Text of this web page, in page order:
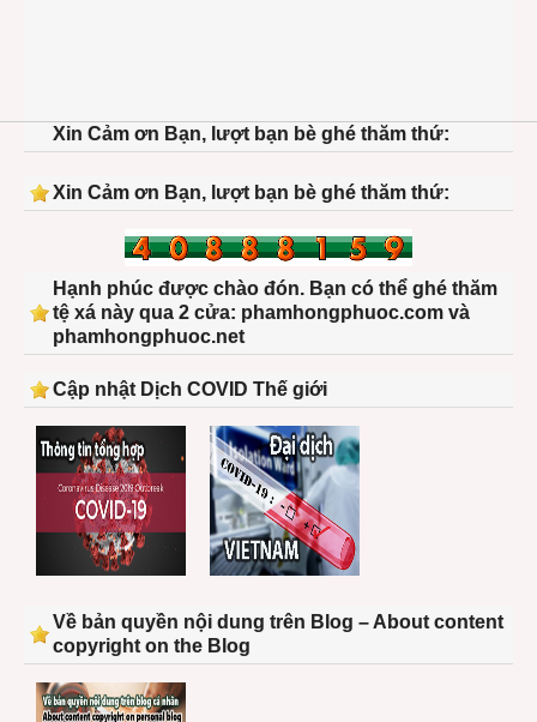
Xin Cảm ơn Bạn, lượt bạn bè ghé thăm thứ:
Xin Cảm ơn Bạn, lượt bạn bè ghé thăm thứ:
Hạnh phúc được chào đón. Bạn có thể ghé thăm
tệ xá này qua 2 cửa: phamhongphuoc.com và
phamhongphuoc.net
Cập nhật Dịch COVID Thế giới
Về bản quyền nội dung trên Blog – About content
copyright on the Blog